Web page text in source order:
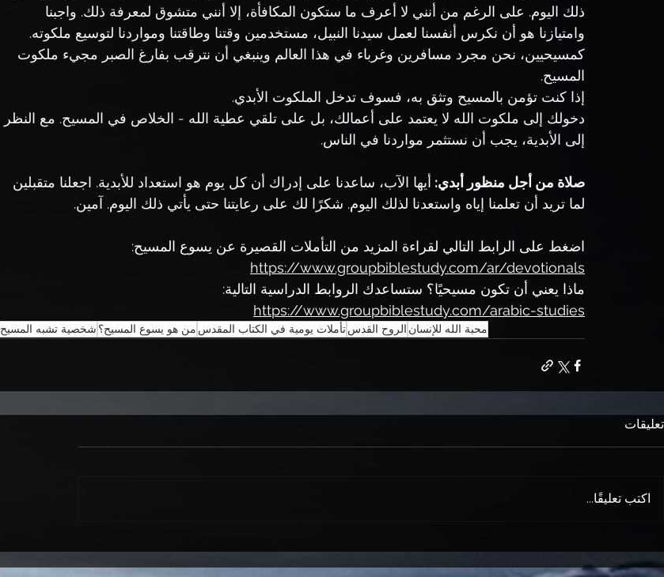
ذلك اليوم. على الرغم من أنني لا أعرف ما ستكون المكافأة، إلا أنني متشوق لمعرفة ذلك. واجبنا
وامتيازنا هو أن نكرس أنفسنا لعمل سيدنا النبيل، مستخدمين وقتنا وطاقتنا ومواردنا لتوسيع ملكوته.
كمسيحيين، نحن مجرد مسافرين وغرباء في هذا العالم وينبغي أن نترقب بفارغ الصبر مجيء ملكوت
المسيح.
إذا كنت تؤمن بالمسيح وتثق به، فسوف تدخل الملكوت الأبدي.
دخولك إلى ملكوت الله لا يعتمد على أعمالك، بل على تلقي عطية الله - الخلاص في المسيح. مع النظر
إلى الأبدية، يجب أن نستثمر مواردنا في الناس.
صلاة من أجل منظور أبدي: أيها الآب، ساعدنا على إدراك أن كل يوم هو استعداد للأبدية. اجعلنا متقبلين
لما تريد أن تعلمنا إياه واستعدنا لذلك اليوم. شكرًا لك على رعايتنا حتى يأتي ذلك اليوم. آمين.
اضغط على الرابط التالي لقراءة المزيد من التأملات القصيرة عن يسوع المسيح:
https://www.groupbiblestudy.com/ar/devotionals
ماذا يعني أن تكون مسيحيًا؟ ستساعدك الروابط الدراسية التالية:
https://www.groupbiblestudy.com/arabic-studies
محبة الله للإنسان الروح القدستأملات يومية في الكتاب المقدس من هو يسوع المسيح؟ شخصية تشبه المسيح
تعليقات
اكتب تعليقًا...